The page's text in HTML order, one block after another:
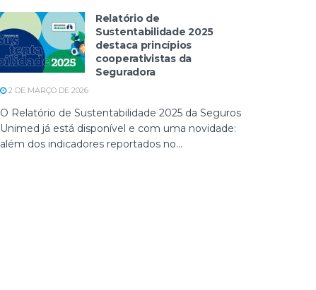
Relatório de
Sustentabilidade 2025
destaca princípios
cooperativistas da
Seguradora
2 DE MARÇO DE 2026
O Relatório de Sustentabilidade 2025 da Seguros
Unimed já está disponível e com uma novidade:
além dos indicadores reportados no...